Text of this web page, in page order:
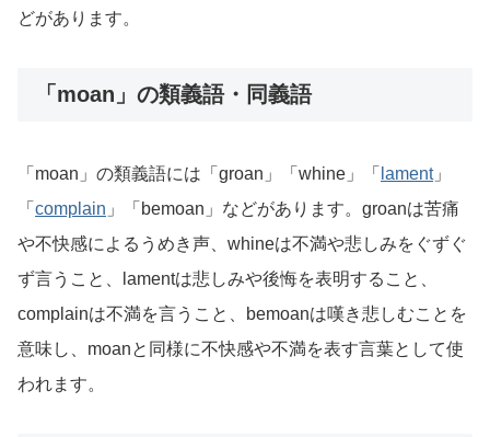
どがあります。
「moan」の類義語・同義語
「moan」の類義語には「groan」「whine」「 lament」
「 complain 」「bemoan」などがあります。groanは苦痛
や不快感によるうめき声、whineは不満や悲しみをぐずぐ
ず言うこと、lamentは悲しみや後悔を表明すること、
complainは不満を言うこと、bemoanは嘆き悲しむことを
意味し、moanと同様に不快感や不満を表す言葉として使
われます。